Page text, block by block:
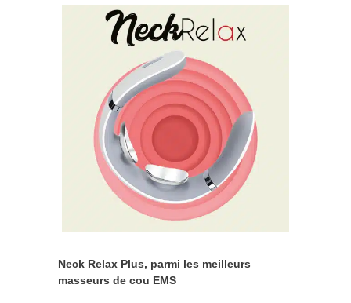
Neck Relax Plus, parmi les meilleurs
masseurs de cou EMS